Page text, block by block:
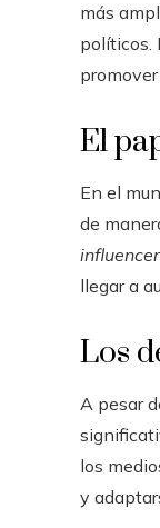
más
políticos.
El
En el
de
llegar a
Los
A pesar
los
y